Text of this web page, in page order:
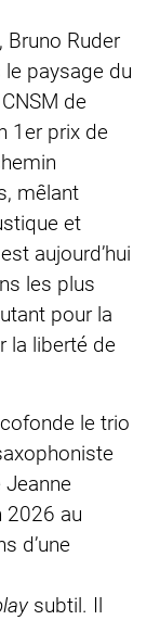
Ruder
paysage du
de
1er prix de
mêlant
et
aujourd’hui
les plus
pour la
la liberté de
le trio
2026 au
d’une
subtil. Il